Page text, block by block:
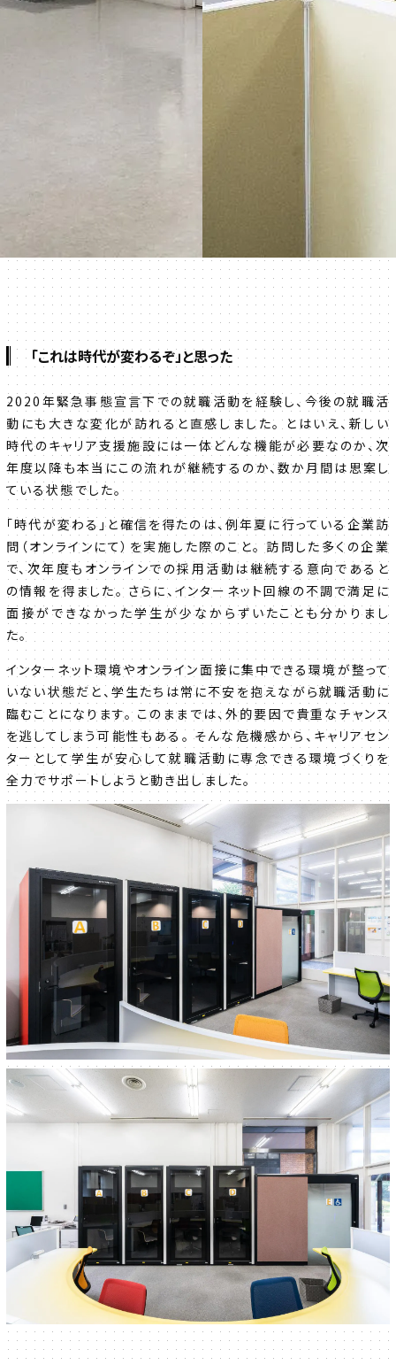
「これは時代が変わるぞ」と思った
2020年緊急事態宣言下での就職活動を経験し、今後の就職活
動にも大きな変化が訪れると直感しました。 とはいえ、新しい
時代のキャリア支援施設には一体どんな機能が必要なのか、次
年度以降も本当にこの流れが継続するのか、数か月間は思案し
ている状態でした。
「時代が変わる」と確信を得たのは、例年夏に行っている企業訪
問（オンラインにて）を実施した際のこと。 訪問した多くの企業
で、次年度もオンラインでの採用活動は継続する意向であると
の情報を得ました。 さらに、インターネット回線の不調で満足に
面接ができなかった学生が少なからずいたことも分かりまし
た。
インターネット環境やオンライン面接に集中できる環境が整って
いない状態だと、学生たちは常に不安を抱えながら就職活動に
臨むことになります。 このままでは、外的要因で貴重なチャンス
を逃してしまう可能性もある。 そんな危機感から、キャリアセン
ターとして学生が安心して就職活動に専念できる環境づくりを
全力でサポートしようと動き出しました。